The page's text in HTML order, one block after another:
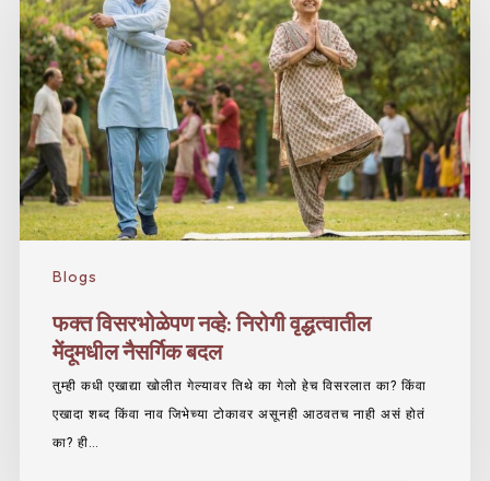
Blogs
फक्त विसरभोळेपण नव्हे: निरोगी वृद्धत्वातील
मेंदूमधील नैसर्गिक बदल
तुम्ही कधी एखाद्या खोलीत गेल्यावर तिथे का गेलो हेच विसरलात का? किंवा
एखादा शब्द किंवा नाव जिभेच्या टोकावर असूनही आठवतच नाही असं होतं
का? ही…